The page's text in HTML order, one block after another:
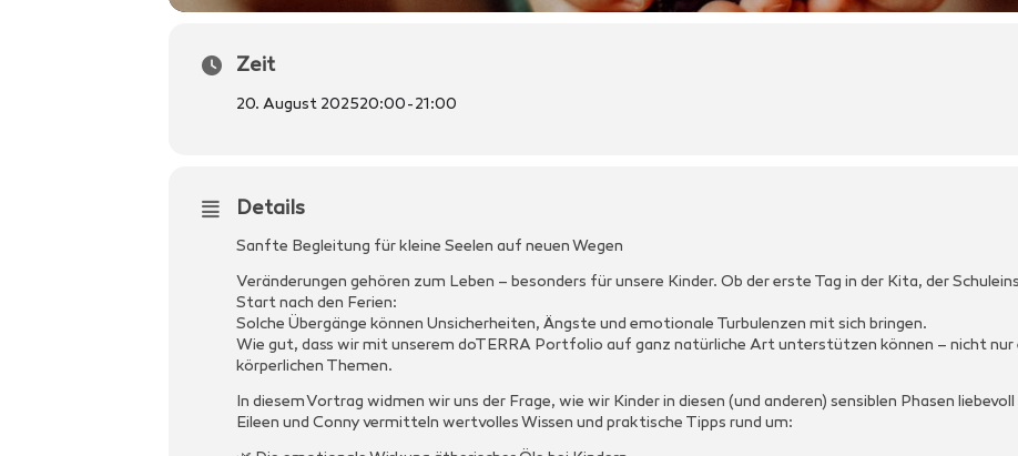
Zeit
20. August 202520:00-21:00
Details
Sanfte Begleitung für kleine Seelen auf neuen Wegen
Veränderungen gehören zum Leben – besonders für unsere Kinder. Ob der erste Tag in der Kita, der
Start nach den Ferien:
Solche Übergänge können Unsicherheiten, Ängste und emotionale Turbulenzen mit sich bringen.
Wie gut, dass wir mit unserem doTERRA Portfolio auf ganz natürliche Art unterstützen können – nicht nur
körperlichen Themen.
In diesem Vortrag widmen wir uns der Frage, wie wir Kinder in diesen (und anderen) sensiblen Phasen
Eileen und Conny vermitteln wertvolles Wissen und praktische Tipps rund um: